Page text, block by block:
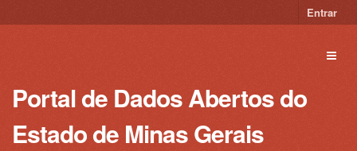
para
Entrar
Portal de Dados Abertos do
Estado de Minas Gerais